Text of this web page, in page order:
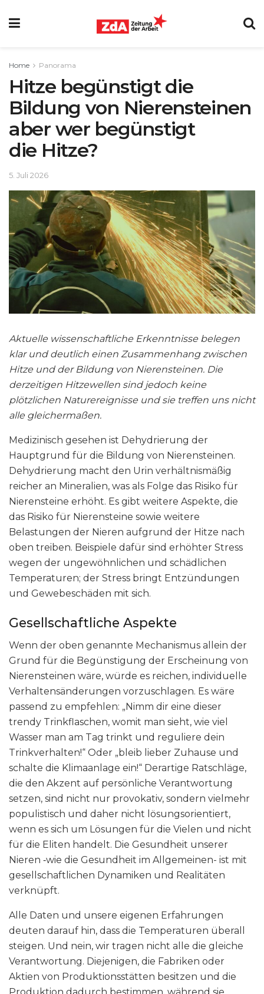
Home Panorama
Hitze begünstigt die
Bildung von Nierensteinen
aber wer begünstigt
die Hitze?
5. Juli 2026
Aktuelle wissenschaftliche Erkenntnisse belegen
klar und deutlich einen Zusammenhang zwischen
Hitze und der Bildung von Nierensteinen. Die
derzeitigen Hitzewellen sind jedoch keine
plötzlichen Naturereignisse und sie treffen uns nicht
alle gleichermaßen.
Medizinisch gesehen ist Dehydrierung der
Hauptgrund für die Bildung von Nierensteinen.
Dehydrierung macht den Urin verhältnismäßig
reicher an Mineralien, was als Folge das Risiko für
Nierensteine erhöht. Es gibt weitere Aspekte, die
das Risiko für Nierensteine sowie weitere
Belastungen der Nieren aufgrund der Hitze nach
oben treiben. Beispiele dafür sind erhöhter Stress
wegen der ungewöhnlichen und schädlichen
Temperaturen; der Stress bringt Entzündungen
und Gewebeschäden mit sich.
Gesellschaftliche Aspekte
Wenn der oben genannte Mechanismus allein der
Grund für die Begünstigung der Erscheinung von
Nierensteinen wäre, würde es reichen, individuelle
Verhaltensänderungen vorzuschlagen. Es wäre
passend zu empfehlen: „Nimm dir eine dieser
trendy Trinkflaschen, womit man sieht, wie viel
Wasser man am Tag trinkt und reguliere dein
Trinkverhalten!“ Oder „bleib lieber Zuhause und
schalte die Klimaanlage ein!“ Derartige Ratschläge,
die den Akzent auf persönliche Verantwortung
setzen, sind nicht nur provokativ, sondern vielmehr
populistisch und daher nicht lösungsorientiert,
wenn es sich um Lösungen für die Vielen und nicht
für die Eliten handelt. Die Gesundheit unserer
Nieren ‑wie die Gesundheit im Allgemeinen- ist mit
gesellschaftlichen Dynamiken und Realitäten
verknüpft.
Alle Daten und unsere eigenen Erfahrungen
deuten darauf hin, dass die Temperaturen überall
steigen. Und nein, wir tragen nicht alle die gleiche
Verantwortung. Diejenigen, die Fabriken oder
Aktien von Produktionsstätten besitzen und die